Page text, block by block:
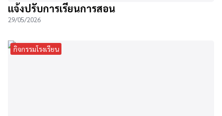
แจ้งปรับการเรียนการสอน
29/05/2026
กิจกรรมโรงเรียน